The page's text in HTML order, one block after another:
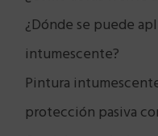
¿Dónde se puede
intumescente?
Pintura
protección pasiva